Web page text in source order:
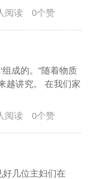
阅读 0个赞
组成的。”随着物质
越讲究。 在我们家
阅读 0个赞
几位主妇们在